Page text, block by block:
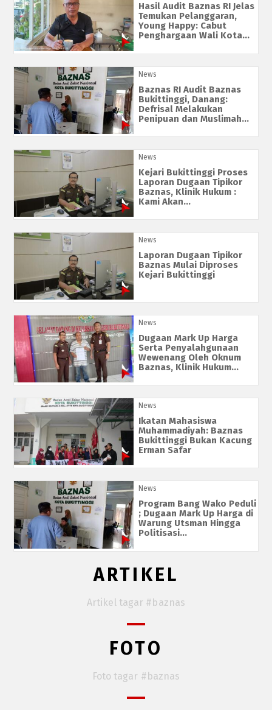
Hasil Audit Baznas RI Jelas
Temukan Pelanggaran,
Young Happy: Cabut
Penghargaan Wali Kota...
News
Baznas RI Audit Baznas
Bukittinggi, Danang:
Defrisal Melakukan
Penipuan dan Muslimah...
News
Kejari Bukittinggi Proses
Laporan Dugaan Tipikor
Baznas, Klinik Hukum :
Kami Akan...
News
Laporan Dugaan Tipikor
Baznas Mulai Diproses
Kejari Bukittinggi
News
Dugaan Mark Up Harga
Serta Penyalahgunaan
Wewenang Oleh Oknum
Baznas, Klinik Hukum...
News
Ikatan Mahasiswa
Muhammadiyah: Baznas
Bukittinggi Bukan Kacung
Erman Safar
News
Program Bang Wako Peduli
; Dugaan Mark Up Harga di
Warung Utsman Hingga
Politisasi...
ARTIKEL
Artikel tagar #baznas
FOTO
Foto tagar #baznas